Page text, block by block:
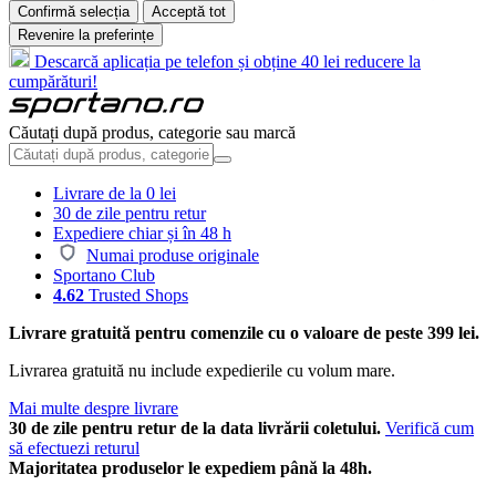
Confirmă selecția
Acceptă tot
Revenire la preferințe
Descarcă aplicația pe telefon și obține 40 lei reducere la
cumpărături!
Căutați după produs, categorie sau marcă
Livrare de la 0 lei
30 de zile pentru retur
Expediere chiar și în 48 h
Numai produse originale
Sportano Club
4.62 Trusted Shops
Livrare gratuită pentru comenzile cu o valoare de peste 399 lei.
Livrarea gratuită nu include expedierile cu volum mare.
Mai multe despre livrare
30 de zile pentru retur de la data livrării coletului. Verifică cum
să efectuezi returul
Majoritatea produselor le expediem până la 48h.